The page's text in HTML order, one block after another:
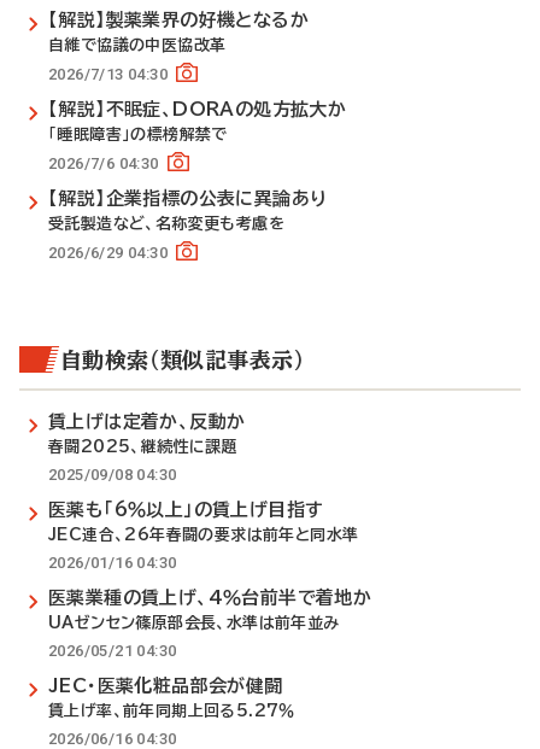
【解説】製薬業界の好機となるか
自維で協議の中医協改革
2026/7/13 04:30
【解説】不眠症、DORAの処方拡大か
「睡眠障害」の標榜解禁で
2026/7/6 04:30
【解説】企業指標の公表に異論あり
受託製造など、名称変更も考慮を
2026/6/29 04:30
自動検索（類似記事表示）
賃上げは定着か、反動か
春闘2025、継続性に課題
2025/09/08 04:30
医薬も「6％以上」の賃上げ目指す
JEC連合、26年春闘の要求は前年と同水準
2026/01/16 04:30
医薬業種の賃上げ、4％台前半で着地か
UAゼンセン篠原部会長、水準は前年並み
2026/05/21 04:30
JEC・医薬化粧品部会が健闘
賃上げ率、前年同期上回る5.27％
2026/06/16 04:30